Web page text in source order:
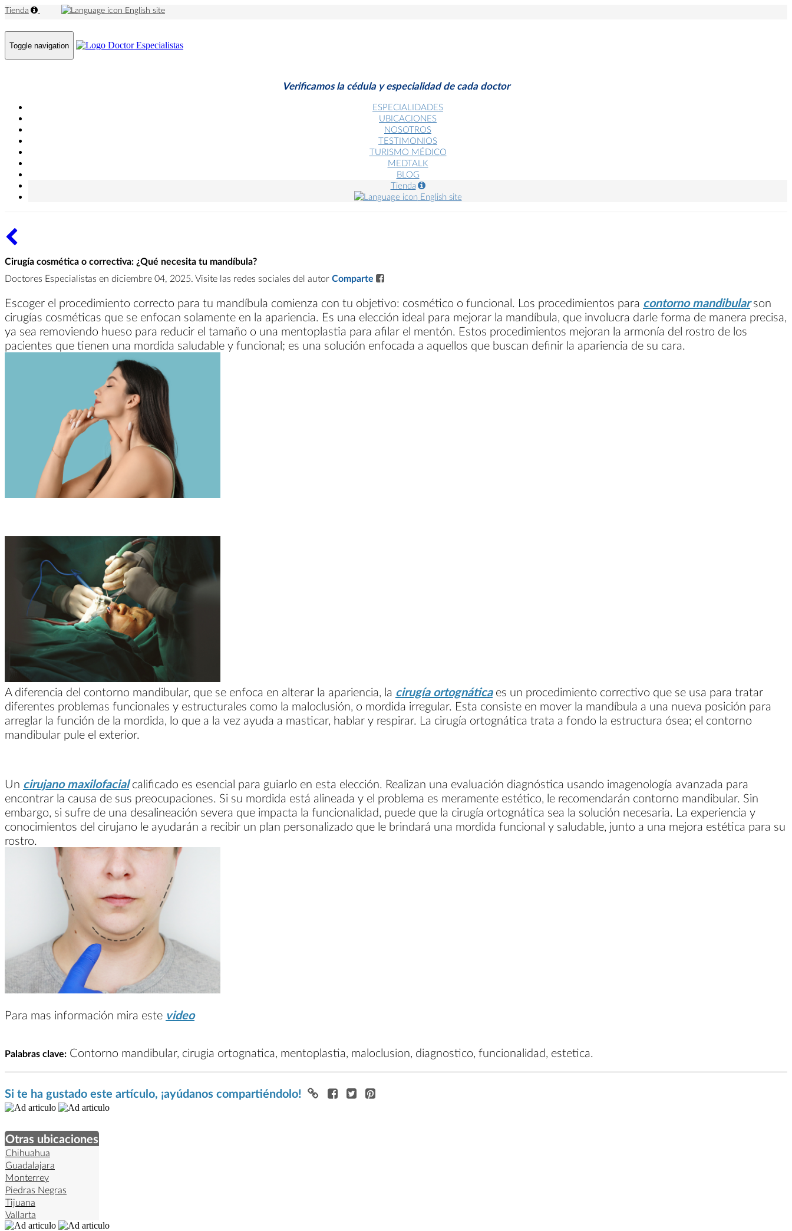
Tienda English site
Toggle navigation
Verificamos la cédula y especialidad de cada doctor
ESPECIALIDADES
UBICACIONES
NOSOTROS
TESTIMONIOS
TURISMO MÉDICO
MEDTALK
BLOG
Tienda
English site
Cirugía cosmética o correctiva: ¿Qué necesita tu mandíbula?
Doctores Especialistas en diciembre 04, 2025. Visite las redes sociales del autor Comparte
Escoger el procedimiento correcto para tu mandíbula comienza con tu objetivo: cosmético o funcional. Los procedimientos para contorno mandibularson
cirugías cosméticas que se enfocan solamente en la apariencia. Es una elección ideal para mejorar la mandíbula, que involucra darle forma de manera precisa,
ya sea removiendo hueso para reducir el tamaño o una mentoplastia para afilar el mentón. Estos procedimientos mejoran la armonía del rostro de los
pacientes que tienen una mordida saludable y funcional; es una solución enfocada a aquellos que buscan definir la apariencia de su cara.
A diferencia del contorno mandibular, que se enfoca en alterar la apariencia, la cirugía ortognáticaes un procedimiento correctivo que se usa para tratar
diferentes problemas funcionales y estructurales como la maloclusión, o mordida irregular. Esta consiste en mover la mandíbula a una nueva posición para
arreglar la función de la mordida, lo que a la vez ayuda a masticar, hablar y respirar. La cirugía ortognática trata a fondo la estructura ósea; el contorno
mandibular pule el exterior.
Un cirujano maxilofacialcalificado es esencial para guiarlo en esta elección. Realizan una evaluación diagnóstica usando imagenología avanzada para
encontrar la causa de sus preocupaciones. Si su mordida está alineada y el problema es meramente estético, le recomendarán contorno mandibular. Sin
embargo, si sufre de una desalineación severa que impacta la funcionalidad, puede que la cirugía ortognática sea la solución necesaria. La experiencia y
conocimientos del cirujano le ayudarán a recibir un plan personalizado que le brindará una mordida funcional y saludable, junto a una mejora estética para su
rostro.
Para mas información mira este video
Palabras clave: Contorno mandibular, cirugia ortognatica, mentoplastia, maloclusion, diagnostico, funcionalidad, estetica.
Si te ha gustado este artículo, ¡ayúdanos compartiéndolo!
Otras ubicaciones
Chihuahua
Guadalajara
Monterrey
Piedras Negras
Tijuana
Vallarta